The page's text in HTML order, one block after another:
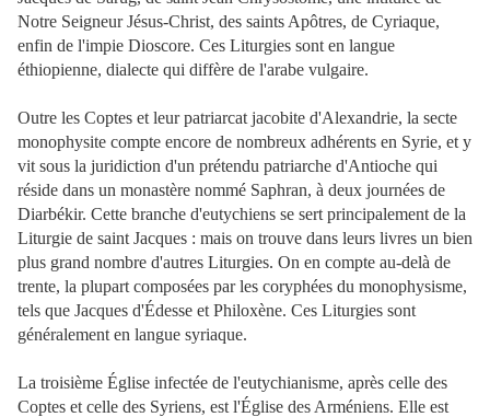
Notre Seigneur Jésus-Christ, des saints Apôtres, de Cyriaque,
enfin de l'impie Dioscore. Ces Liturgies sont en langue
éthiopienne, dialecte qui diffère de l'arabe vulgaire.
Outre les Coptes et leur patriarcat jacobite d'Alexandrie, la secte
monophysite compte encore de nombreux adhérents en Syrie, et y
vit sous la juridiction d'un prétendu patriarche d'Antioche qui
réside dans un monastère nommé Saphran, à deux journées de
Diarbékir. Cette branche d'eutychiens se sert principalement de la
Liturgie de saint Jacques : mais on trouve dans leurs livres un bien
plus grand nombre d'autres Liturgies. On en compte au-delà de
trente, la plupart composées par les coryphées du monophysisme,
tels que Jacques d'Édesse et Philoxène. Ces Liturgies sont
généralement en langue syriaque.
La troisième Église infectée de l'eutychianisme, après celle des
Coptes et celle des Syriens, est l'Église des Arméniens. Elle est